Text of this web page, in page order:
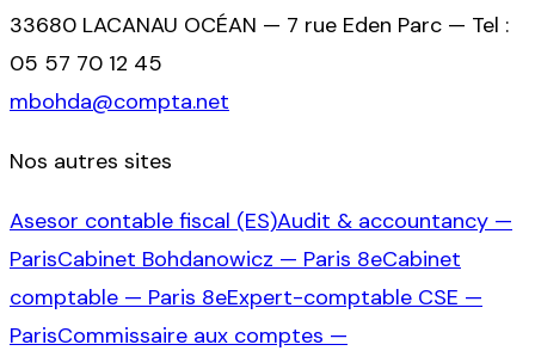
33680 LACANAU OCÉAN — 7 rue Eden Parc — Tel :
05 57 70 12 45
mbohda@compta.net
Nos autres sites
Asesor contable fiscal (ES)Audit & accountancy —
ParisCabinet Bohdanowicz — Paris 8eCabinet
comptable — Paris 8eExpert-comptable CSE —
ParisCommissaire aux comptes —